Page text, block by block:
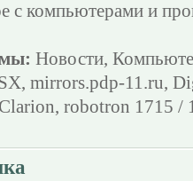
с компьютерами и
Новости,
, mirrors.pdp-11.ru,
Clarion, robotron 1715 /